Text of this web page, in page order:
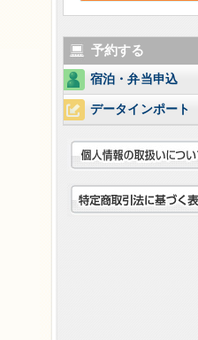
予約する
宿泊・弁当申込
データインポート